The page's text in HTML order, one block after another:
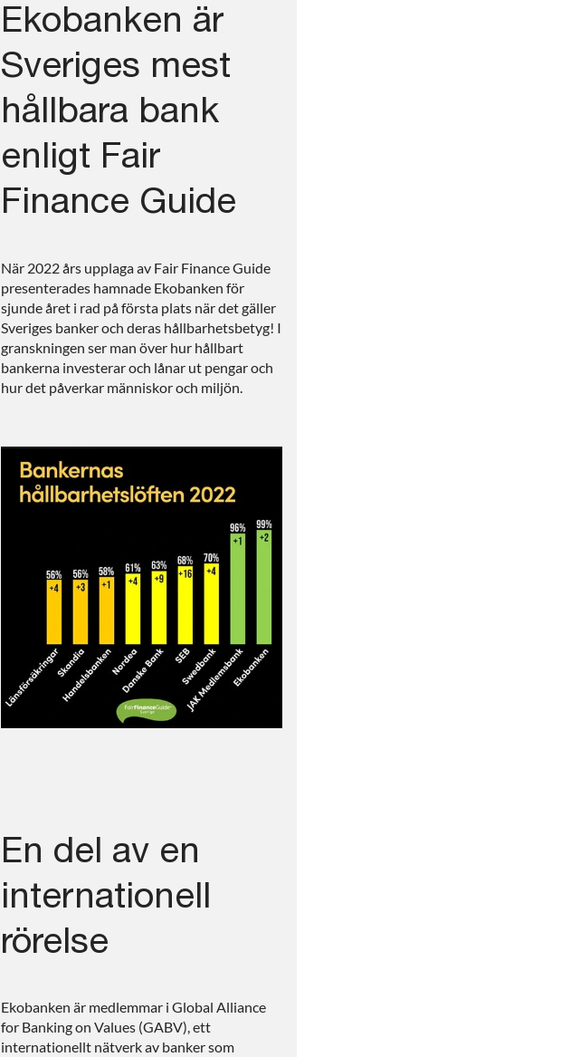
Ekobanken är
Sveriges mest
hållbara bank
enligt Fair
Finance Guide
När 2022 års upplaga av Fair Finance Guide
presenterades hamnade Ekobanken för
sjunde året i rad på första plats när det gäller
Sveriges banker och deras hållbarhetsbetyg! I
granskningen ser man över hur hållbart
bankerna investerar och lånar ut pengar och
hur det påverkar människor och miljön.
En del av en
internationell
rörelse
Ekobanken är medlemmar i Global Alliance
for Banking on Values (GABV), ett
internationellt nätverk av banker som